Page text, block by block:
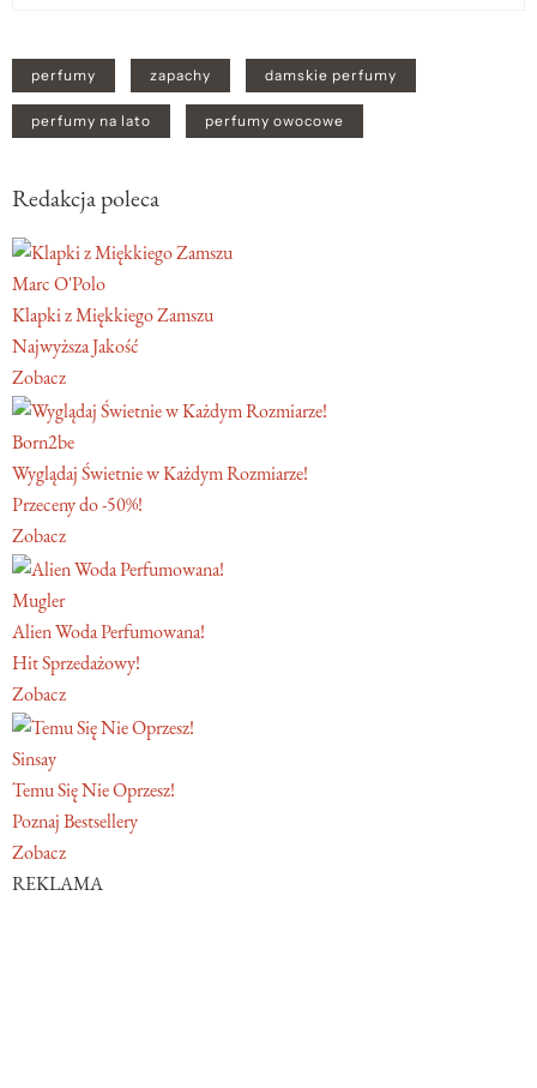
perfumy zapachy damskie perfumy
perfumy na lato perfumy owocowe
Redakcja poleca
Marc O'Polo
Klapki z Miękkiego Zamszu
Najwyższa Jakość
Zobacz
Born2be
Wyglądaj Świetnie w Każdym Rozmiarze!
Przeceny do -50%!
Zobacz
Mugler
Alien Woda Perfumowana!
Hit Sprzedażowy!
Zobacz
Sinsay
Temu Się Nie Oprzesz!
Poznaj Bestsellery
Zobacz
REKLAMA